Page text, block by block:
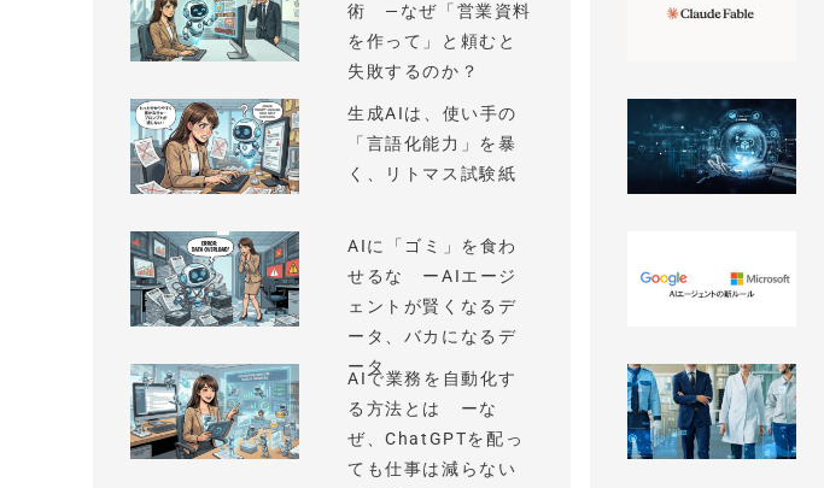
術 —なぜ「営業資料
を作って」と頼むと
失敗するのか？
生成AIは、使い手の
「言語化能力」を暴
く、リトマス試験紙
AIに「ゴミ」を食わ
せるな ーAIエージ
ェントが賢くなるデ
ータ、バカになるデ
ータ
AIで業務を自動化す
る方法とは ーな
ぜ、ChatGPTを配っ
ても仕事は減らない